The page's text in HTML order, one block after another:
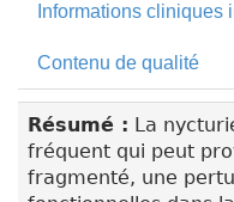
Informations cliniques
Contenu de qualité
Résumé : La
fréquent qui peut
fragmenté, une